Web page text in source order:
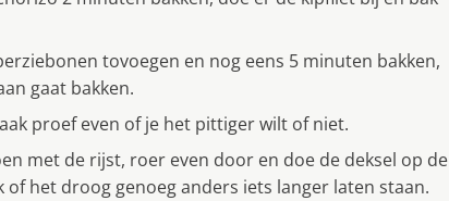
tovoegen en nog eens 5 minuten bakken,
gaat bakken.
proef even of je het pittiger wilt of niet.
met de rijst, roer even door en doe de deksel op de
het droog genoeg anders iets langer laten staan.